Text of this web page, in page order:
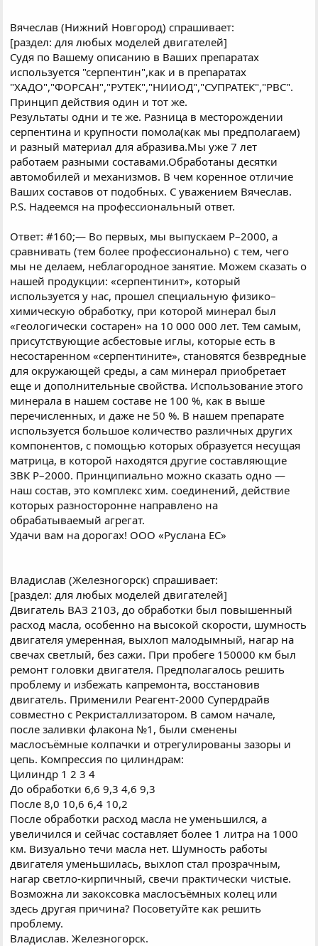
Вячеслав (Нижний Новгород) спрашивает:
[раздел: для любых моделей двигателей]
Судя по Вашему описанию в Ваших препаратах
используется "серпентин",как и в препаратах
"ХАДО","ФОРСАН","РУТЕК","НИИОД","СУПРАТЕК","РВС".
Принцип действия один и тот же.
Результаты одни и те же. Разница в месторождении
серпентина и крупности помола(как мы предполагаем)
и разный материал для абразива.Мы уже 7 лет
работаем разными составами.Обработаны десятки
автомобилей и механизмов. В чем коренное отличие
Ваших составов от подобных. С уважением Вячеслав.
P.S. Надеемся на профессиональный ответ.
Ответ: #160;— Во первых, мы выпускаем Р–2000, а
сравнивать (тем более профессионально) с тем, чего
мы не делаем, неблагородное занятие. Можем сказать о
нашей продукции: «серпентинит», который
используется у нас, прошел специальную физико–
химическую обработку, при которой минерал был
«геологически состарен» на 10 000 000 лет. Тем самым,
присутствующие асбестовые иглы, которые есть в
несостаренном «серпентините», становятся безвредные
для окружающей среды, а сам минерал приобретает
еще и дополнительные свойства. Использование этого
минерала в нашем составе не 100 %, как в выше
перечисленных, и даже не 50 %. В нашем препарате
используется большое количество различных других
компонентов, с помощью которых образуется несущая
матрица, в которой находятся другие составляющие
ЗВК Р–2000. Принципиально можно сказать одно —
наш состав, это комплекс хим. соединений, действие
которых разносторонне направлено на
обрабатываемый агрегат.
Удачи вам на дорогах! ООО «Руслана ЕС»
Владислав (Железногорск) спрашивает:
[раздел: для любых моделей двигателей]
Двигатель ВАЗ 2103, до обработки был повышенный
расход масла, особенно на высокой скорости, шумность
двигателя умеренная, выхлоп малодымный, нагар на
свечах светлый, без сажи. При пробеге 150000 км был
ремонт головки двигателя. Предполагалось решить
проблему и избежать капремонта, восстановив
двигатель. Применили Реагент-2000 Супердрайв
совместно с Рекристаллизатором. В самом начале,
после заливки флакона №1, были сменены
маслосъёмные колпачки и отрегулированы зазоры и
цепь. Компрессия по цилиндрам:
Цилиндр 1 2 3 4
До обработки 6,6 9,3 4,6 9,3
После 8,0 10,6 6,4 10,2
После обработки расход масла не уменьшился, а
увеличился и сейчас составляет более 1 литра на 1000
км. Визуально течи масла нет. Шумность работы
двигателя уменьшилась, выхлоп стал прозрачным,
нагар светло-кирпичный, свечи практически чистые.
Возможна ли закоксовка маслосъёмных колец или
здесь другая причина? Посоветуйте как решить
проблему.
Владислав. Железногорск.